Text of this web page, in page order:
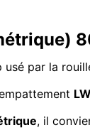
par la
, il